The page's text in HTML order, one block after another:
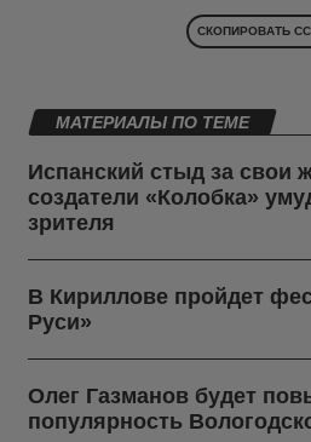
СКОПИРОВАТЬ
МАТЕРИАЛЫ ПО ТЕМЕ
Испанский стыд за свои
создатели «Колобка»
зрителя
В Кириллове пройдет
Руси»
Олег Газманов будет
популярность